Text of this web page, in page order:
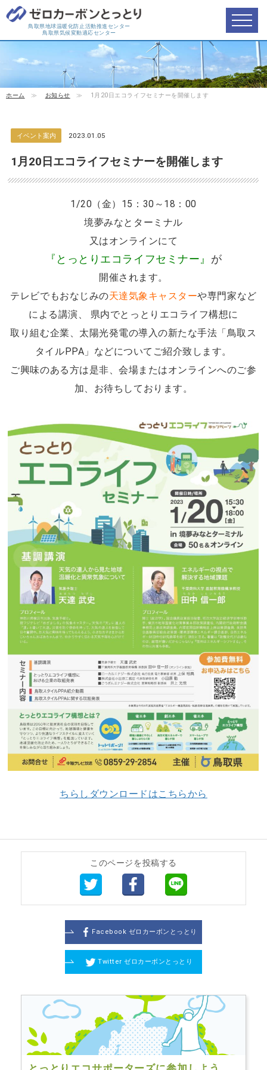
鳥取県地球温暖化防止活動推進センター
鳥取県気候変動適応センター
ホーム ≫ お知らせ ≫ 1月20日エコライフセミナーを開催します
イベント案内 2023.01.05
1月20日エコライフセミナーを開催します
1/20（金） 15 ： 30 ～ 18 ： 00
境夢みなとターミナル
又はオンラインにて
『とっとりエコライフセミナー』 が
開催されます。
テレビでもおなじみの天達気象キャスターや専門家など
による講演、 県内でとっとりエコライフ構想に
取り組む企業、太陽光発電の導入の新たな手法「鳥取ス
タイルPPA 」などについてご紹介致します。
ご興味のある方は是非、会場またはオンラインへのご参
加、お待ちしております。
ちらしダウンロードはこちらから
このページを投稿する
Facebook ゼロカーボンとっとり
Twitter ゼロカーボンとっとり